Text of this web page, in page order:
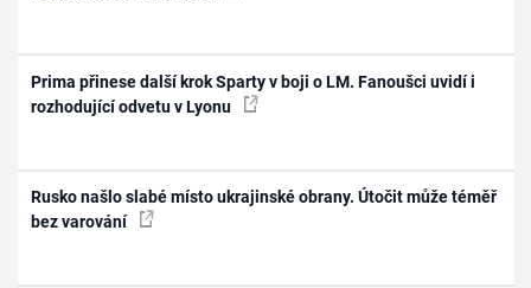
Prima přinese další krok Sparty v boji o LM. Fanoušci uvidí i
rozhodující odvetu v Lyonu
Rusko našlo slabé místo ukrajinské obrany. Útočit může téměř
bez varování